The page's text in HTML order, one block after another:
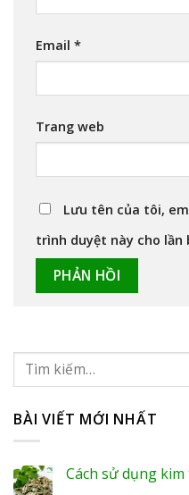
Email *
Trang web
Lưu tên của tôi,
trình duyệt này cho lần
BÀI VIẾT MỚI NHẤT
Cách sử dụng